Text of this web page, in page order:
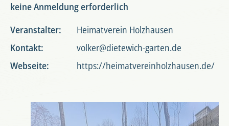
keine Anmeldung erforderlich
Veranstalter:
Heimatverein Holzhausen
Kontakt:
volker@dietewich-garten.de
Webseite:
https://heimatvereinholzhausen.de/